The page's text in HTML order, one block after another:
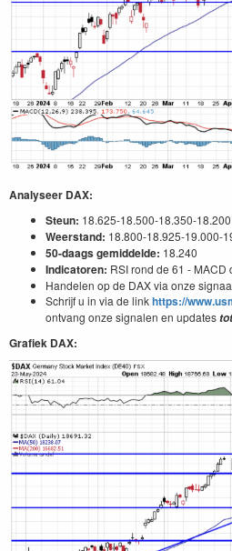
Analyseer DAX:
Steun: 18.625-18.500-18.350-18.200
Weerstand: 18.800-18.925-19.000-
50-daags gemiddelde: 18.240
Indicatoren: RSI rond de 61 -
Handelen op de DAX via onze
Schrijf u in via de linkhttps://
ontvang onze signalen en updates
Grafiek DAX: